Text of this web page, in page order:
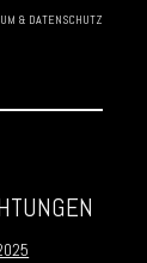
& DATENSCHUTZ